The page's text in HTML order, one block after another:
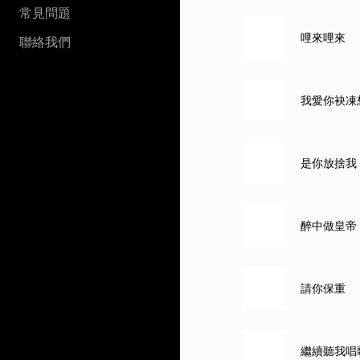
常見問題
聯絡我們
哩來哩來
我愛你袂凍
是你放捨我
醉中做皇帝
請你保重
繼續聽我唱